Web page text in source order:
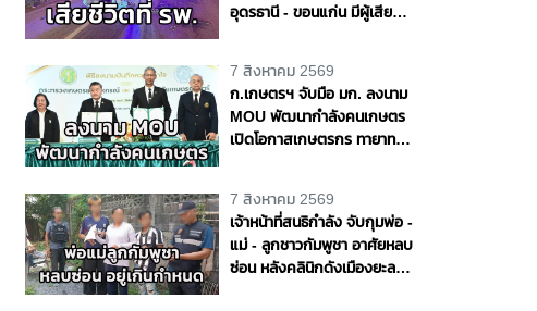
อุดรธานี - ขอนแก่น มีผู้เสีย
7 สิงหาคม 2569
ก.เกษตรฯ จับมือ มก. ลงนาม
MOU พัฒนากำลังคนเกษตร
เปิดโอกาสเกษตรกร ทายาท
7 สิงหาคม 2569
เจ้าหน้าที่สนธิกำลัง จับกุมพ่อ -
แม่ - ลูกชาวกัมพูชา อาศัยหลบ
ซ่อน หลังคลินิกดังเมืองยะลา